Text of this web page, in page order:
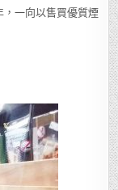
一向以售買優質煙